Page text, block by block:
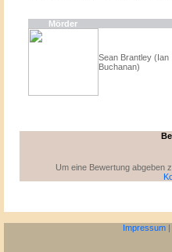
Mörder
Sean Brantley (Ian
Buchanan)
Um eine Bewertung abgeben
Impressum |